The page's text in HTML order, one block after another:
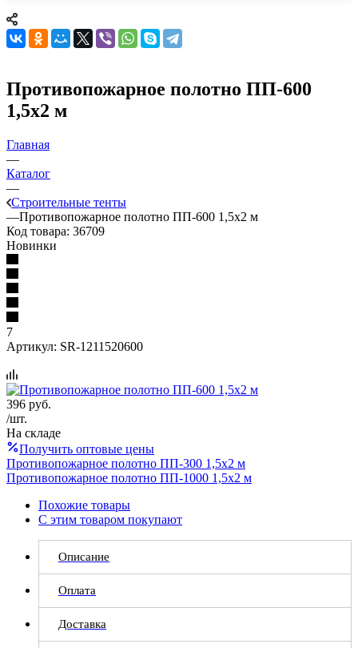
Противопожарное полотно ПП-600
1,5х2 м
Главная
—
Каталог
—
Строительные тенты
—Противопожарное полотно ПП-600 1,5х2 м
Код товара: 36709
Новинки
7
Артикул: SR-1211520600
396 руб.
/шт.
На складе
Получить оптовые цены
Противопожарное полотно ПП-300 1,5х2 м
Противопожарное полотно ПП-1000 1,5х2 м
Похожие товары
С этим товаром покупают
Описание
Оплата
Доставка